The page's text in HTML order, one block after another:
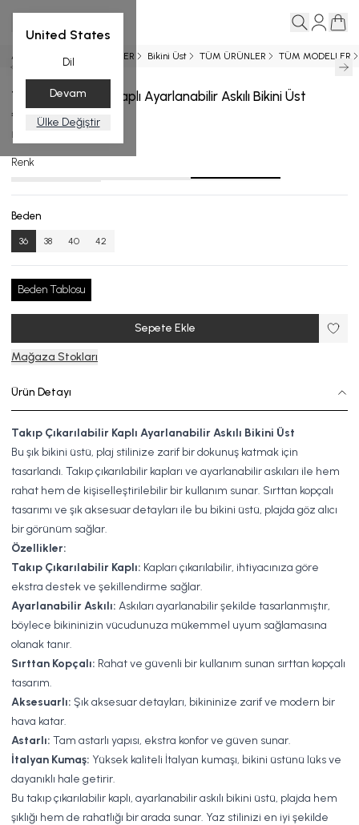
United States
Dil
Devam
Ülke Değiştir
Ana Sayfa YENİ GELENLER Bikini Üst TÜM ÜRÜNLER TÜM MODELLER
Takıp Çıkarılabilir Kaplı Ayarlanabilir Askılı Bikini Üst
₺ 3,299.00
BU.4701-24_R137_36
Renk
Beden
36 38 40 42
Beden Tablosu
Sepete Ekle
Mağaza Stokları
Ürün Detayı
Takıp Çıkarılabilir Kaplı Ayarlanabilir Askılı Bikini Üst
Bu şık bikini üstü, plaj stilinize zarif bir dokunuş katmak için
tasarlandı. Takıp çıkarılabilir kapları ve ayarlanabilir askıları ile hem
rahat hem de kişiselleştirilebilir bir kullanım sunar. Sırttan kopçalı
tasarımı ve şık aksesuar detayları ile bu bikini üstü, plajda göz alıcı
bir görünüm sağlar.
Özellikler:
Takıp Çıkarılabilir Kaplı: Kapları çıkarılabilir, ihtiyacınıza göre
ekstra destek ve şekillendirme sağlar.
Ayarlanabilir Askılı: Askıları ayarlanabilir şekilde tasarlanmıştır,
böylece bikininizin vücudunuza mükemmel uyum sağlamasına
olanak tanır.
Sırttan Kopçalı: Rahat ve güvenli bir kullanım sunan sırttan kopçalı
tasarım.
Aksesuarlı: Şık aksesuar detayları, bikininize zarif ve modern bir
hava katar.
Astarlı: Tam astarlı yapısı, ekstra konfor ve güven sunar.
İtalyan Kumaş: Yüksek kaliteli İtalyan kumaşı, bikini üstünü lüks ve
dayanıklı hale getirir.
Bu takıp çıkarılabilir kaplı, ayarlanabilir askılı bikini üstü, plajda hem
şıklığı hem de rahatlığı bir arada sunar. Yaz stilinizi en iyi şekilde